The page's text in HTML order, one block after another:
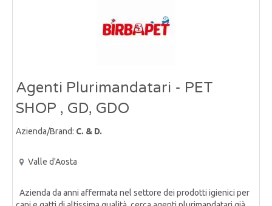
Agenti Plurimandatari - PET
SHOP , GD, GDO
Azienda/Brand: C. & D.
Valle d'Aosta
Azienda da anni affermata nel settore dei prodotti igienici per